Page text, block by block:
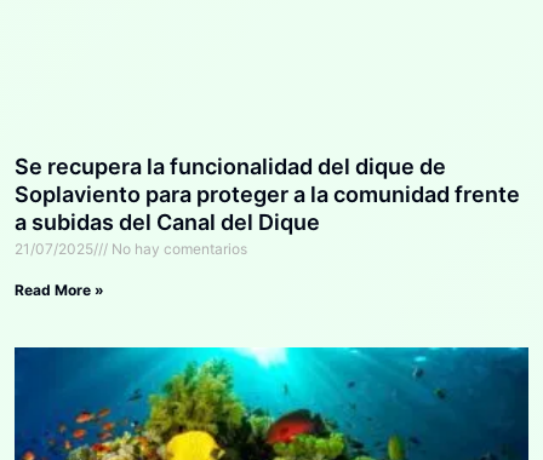
Se recupera la funcionalidad del dique de
Soplaviento para proteger a la comunidad frente
a subidas del Canal del Dique
21/07/2025 No hay comentarios
Read More »